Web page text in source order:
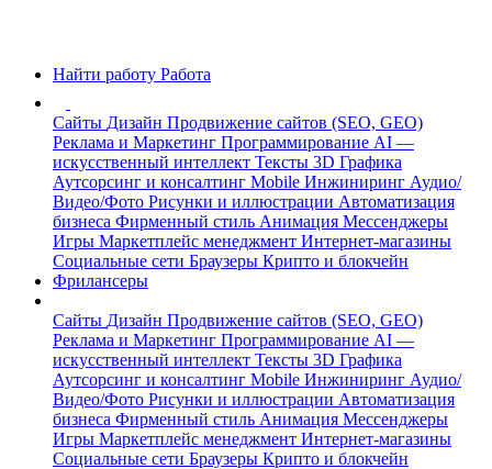
Найти работу Работа
Сайты Дизайн Продвижение сайтов (SEO, GEO)
Реклама и Маркетинг Программирование AI —
искусственный интеллект Тексты 3D Графика
Аутсорсинг и консалтинг Mobile Инжиниринг Аудио/
Видео/Фото Рисунки и иллюстрации Автоматизация
бизнеса Фирменный стиль Анимация Мессенджеры
Игры Маркетплейс менеджмент Интернет-магазины
Социальные сети Браузеры Крипто и блокчейн
Фрилансеры
Сайты Дизайн Продвижение сайтов (SEO, GEO)
Реклама и Маркетинг Программирование AI —
искусственный интеллект Тексты 3D Графика
Аутсорсинг и консалтинг Mobile Инжиниринг Аудио/
Видео/Фото Рисунки и иллюстрации Автоматизация
бизнеса Фирменный стиль Анимация Мессенджеры
Игры Маркетплейс менеджмент Интернет-магазины
Социальные сети Браузеры Крипто и блокчейн